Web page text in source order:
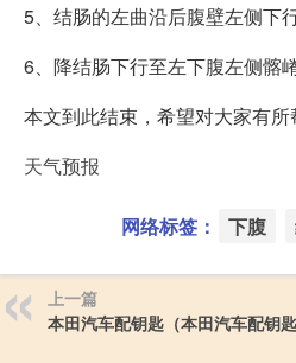
5、结肠的左曲沿后腹壁左侧下
6、降结肠下行至左下腹左侧髂
本文到此结束，希望对大家有所
天气预报
网络标签： 下腹
上一篇
本田汽车配钥匙（本田汽车配钥匙